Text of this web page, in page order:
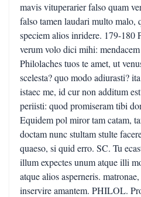
mavis vituperarier falso quam
falso tamen laudari multo malo,
speciem alios inridere. 179-
verum volo dici mihi:
Philolaches tuos te amet, ut
scelesta? quo modo adiurasti?
istaec me, id cur non additum
periisti: quod promiseram tibi
Equidem pol miror tam catam,
doctam nunc stultam stulte
quaeso, si quid erro. SC. Tu
illum expectes unum atque illi
atque alios asperneris.
inservire amantem. PHILOL.